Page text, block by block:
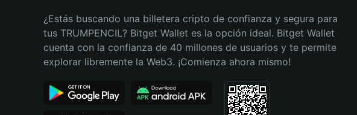
Português (Brasil)
Español (Argentina)
¿Estás buscando una billetera cripto de confianza y segura para
tus TRUMPENCIL? Bitget Wallet es la opción ideal. Bitget Wallet
cuenta con la confianza de 40 millones de usuarios y te permite
explorar libremente la Web3. ¡Comienza ahora mismo!